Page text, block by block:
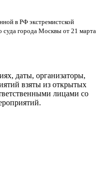
в РФ экстремистской
суда города Москвы от 21 марта
даты, организаторы,
взяты из открытых
лицами со